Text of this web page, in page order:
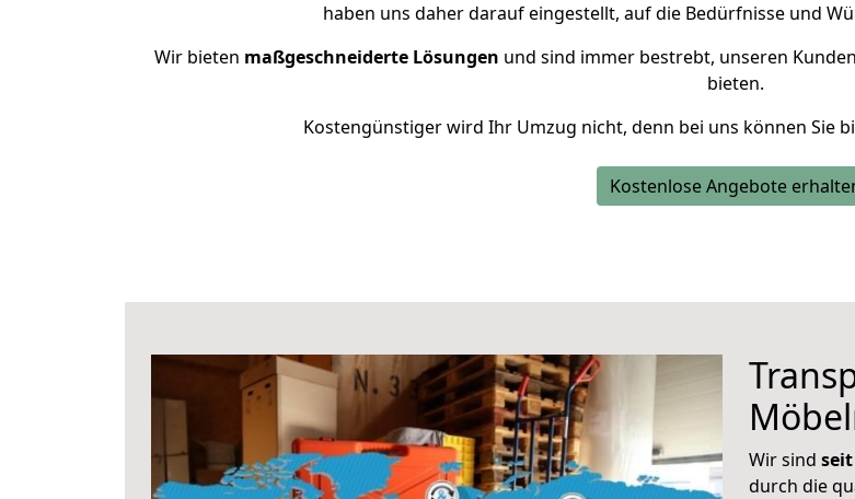
haben uns daher darauf eingestellt, auf die Bedürfnisse und
Wir bieten maßgeschneiderte Lösungen und sind immer bestrebt, unseren
bieten.
Kostengünstiger wird Ihr Umzug nicht, denn bei uns können Sie
Kostenlose Angebote
Wir sind
durch die